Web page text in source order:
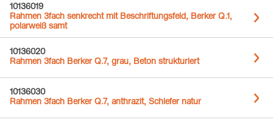
10136019
Rahmen 3fach senkrecht mit Beschriftungsfeld, Berker Q.1,
polarweiß samt
10136020
Rahmen 3fach Berker Q.7, grau, Beton strukturiert
10136030
Rahmen 3fach Berker Q.7, anthrazit, Schiefer natur